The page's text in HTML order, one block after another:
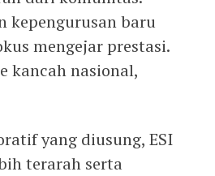
kepengurusan baru
mengejar prestasi.
kancah nasional,
yang diusung, ESI
terarah serta